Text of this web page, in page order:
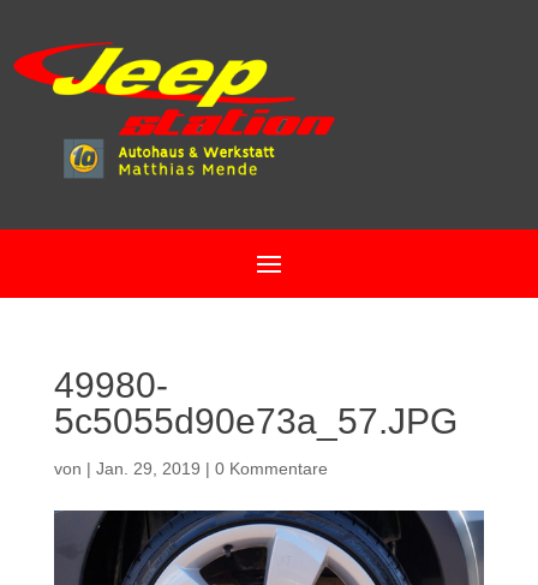
49980-
5c5055d90e73a_57.JPG
von | Jan. 29, 2019 | 0 Kommentare